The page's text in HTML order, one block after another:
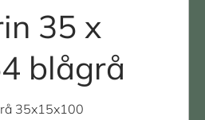
35 x
blågrå
35x15x100